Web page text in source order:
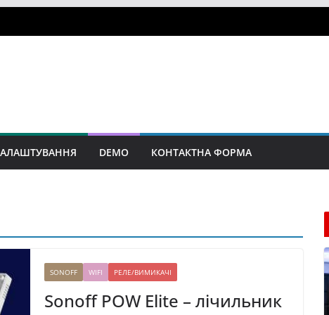
DEMO КОНТАКТНА ФОРМА
SONOFF WIFI РЕЛЕ/ВИМИКАЧІ
Sonoff POW Elite – лічильник